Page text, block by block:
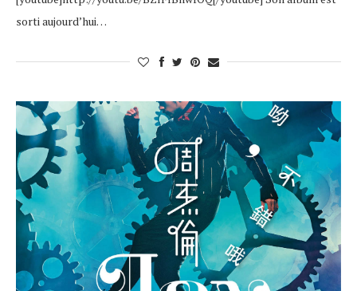
sorti aujourd’hui…